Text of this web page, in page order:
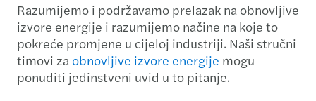
Razumijemo i podržavamo prelazak na obnovljive
izvore energije i razumijemo načine na koje to
pokreće promjene u cijeloj industriji. Naši stručni
timovi zaobnovljive izvore energije mogu
ponuditi jedinstveni uvid u to pitanje.